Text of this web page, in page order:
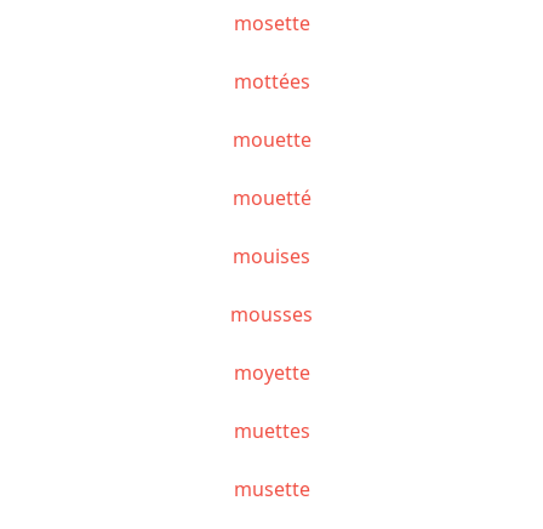
mosette
mottées
mouette
mouetté
mouises
mousses
moyette
muettes
musette